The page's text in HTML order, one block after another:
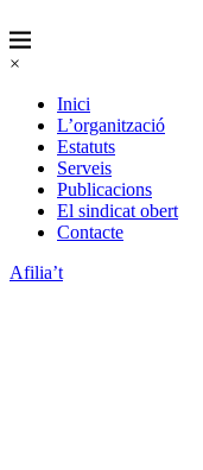
×
Inici
L’organització
Estatuts
Serveis
Publicacions
El sindicat obert
Contacte
Afilia’t